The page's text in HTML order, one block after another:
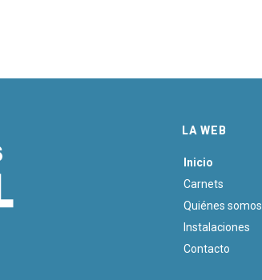
LA WEB
Inicio
Carnets
Quiénes somos
Instalaciones
Contacto